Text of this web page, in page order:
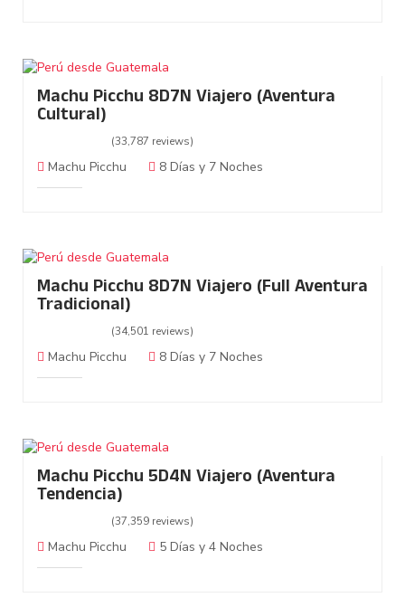
Machu Picchu 8D7N Viajero (Aventura
Cultural)
(33,787 reviews)
Machu Picchu 8 Días y 7 Noches
Machu Picchu 8D7N Viajero (Full Aventura
Tradicional)
(34,501 reviews)
Machu Picchu 8 Días y 7 Noches
Machu Picchu 5D4N Viajero (Aventura
Tendencia)
(37,359 reviews)
Machu Picchu 5 Días y 4 Noches